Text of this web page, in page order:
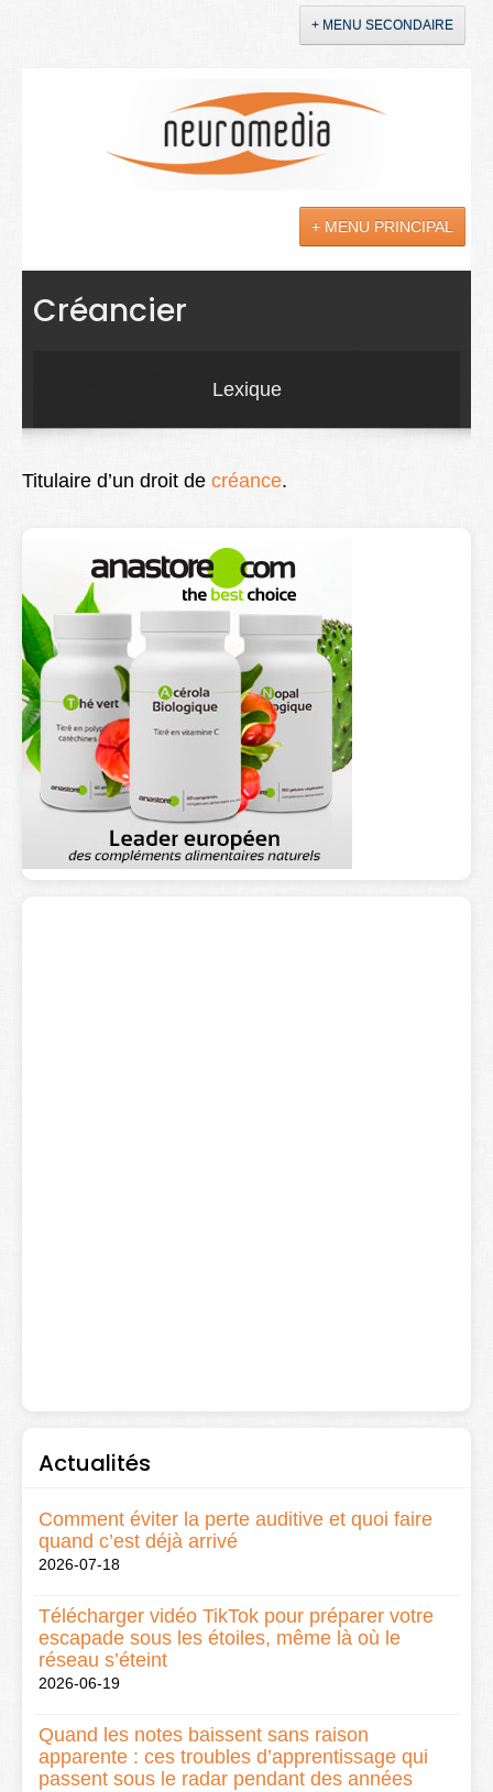
+ MENU SECONDAIRE
+ MENU PRINCIPAL
Actualités
Soins
Droit
Better Health
Créancier
Lexique
Titulaire d’un droit de créance.
Actualités
Comment éviter la perte auditive et quoi faire
quand c’est déjà arrivé
2026-07-18
Télécharger vidéo TikTok pour préparer votre
escapade sous les étoiles, même là où le
réseau s’éteint
2026-06-19
Quand les notes baissent sans raison
apparente : ces troubles d’apprentissage qui
passent sous le radar pendant des années